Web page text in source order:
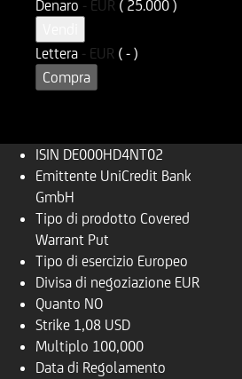
Denaro - EUR ( 25.000 )
Lettera - EUR ( - )
Compra
ISIN DE000HD4NT02
Emittente UniCredit Bank
GmbH
Tipo di prodotto Covered
Warrant Put
Tipo di esercizio Europeo
Divisa di negoziazione EUR
Quanto NO
Strike 1,08 USD
Multiplo 100,000
Data di Regolamento